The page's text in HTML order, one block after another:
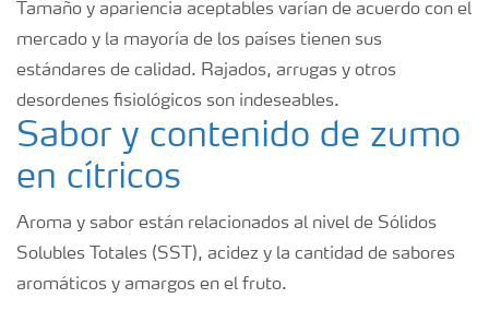
Tamaño y apariencia aceptables varían de acuerdo con el
mercado y la mayoría de los países tienen sus
estándares de calidad. Rajados, arrugas y otros
desordenes fisiológicos son indeseables.
Sabor y contenido de zumo
en cítricos
Aroma y sabor están relacionados al nivel de Sólidos
Solubles Totales (SST), acidez y la cantidad de sabores
aromáticos y amargos en el fruto.